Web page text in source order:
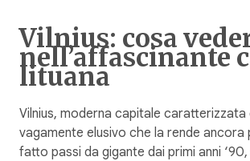
Vilnius: cosa
nell’affascinante
lituana
Vilnius, moderna capitale caratterizzata
vagamente elusivo che la rende ancora
fatto passi da gigante dai primi anni